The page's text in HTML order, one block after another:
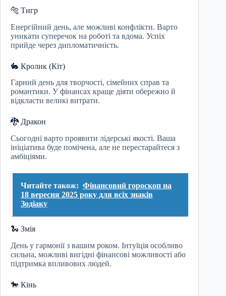
🐅 Тигр
Енергійний день, але можливі конфлікти. Варто
уникати суперечок на роботі та вдома. Успіх
прийде через дипломатичність.
🐇 Кролик (Кіт)
Гарний день для творчості, сімейних справ та
романтики. У фінансах краще діяти обережно й
відкласти великі витрати.
🐉 Дракон
Сьогодні варто проявити лідерські якості. Ваша
ініціатива буде помічена, але не перестарайтеся з
амбіціями.
Читайте також: Фінансовий гороскоп на
18 вересня 2025 року для всіх знаків
Зодіаку
🐍 Змія
День у гармонії з вашим роком. Інтуїція особливо
сильна, можливі вигідні фінансові можливості або
підтримка впливових людей.
🐎 Кінь